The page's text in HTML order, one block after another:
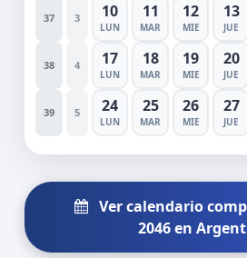
37 3 10
LUN
11
MAR
12
MIE
13
JUE
38 4 17
LUN
18
MAR
19
MIE
20
JUE
39 5 24
LUN
25
MAR
26
MIE
27
JUE
Ver calendario
2046 en